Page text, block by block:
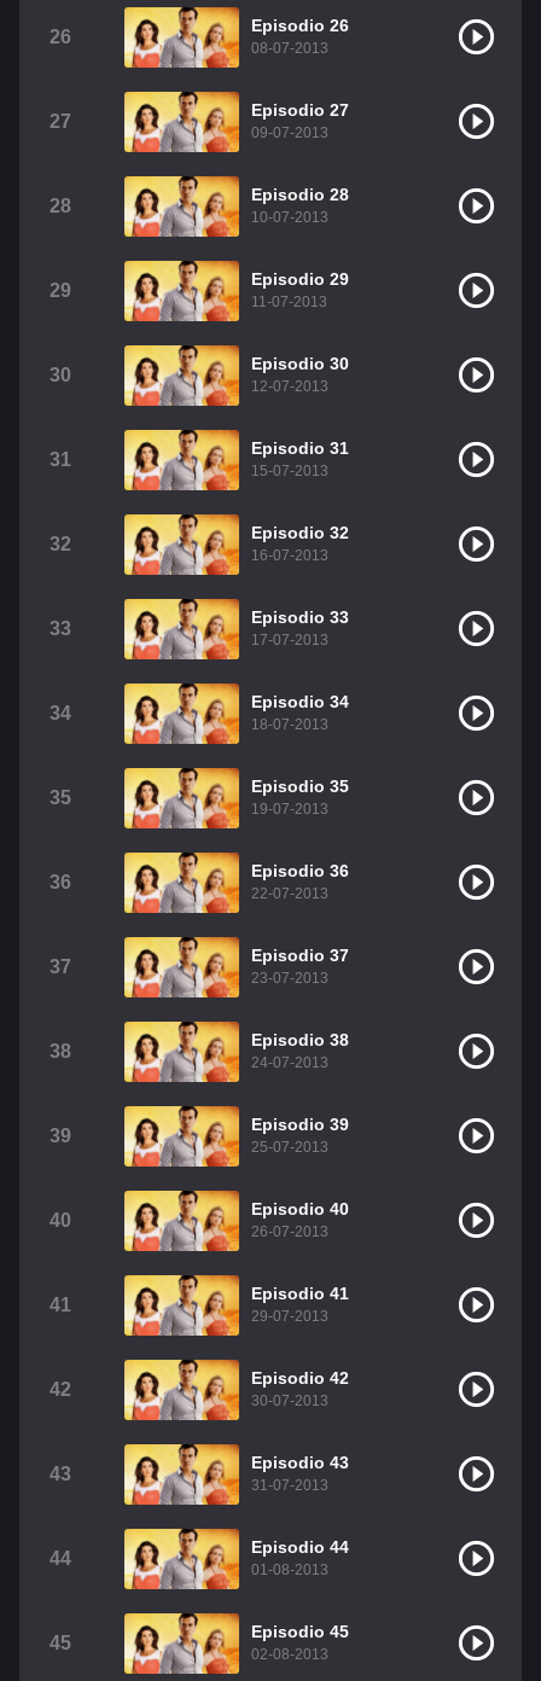
26
Episodio 26
08-07-2013
27
Episodio 27
09-07-2013
28
Episodio 28
10-07-2013
29
Episodio 29
11-07-2013
30
Episodio 30
12-07-2013
31
Episodio 31
15-07-2013
32
Episodio 32
16-07-2013
33
Episodio 33
17-07-2013
34
Episodio 34
18-07-2013
35
Episodio 35
19-07-2013
36
Episodio 36
22-07-2013
37
Episodio 37
23-07-2013
38
Episodio 38
24-07-2013
39
Episodio 39
25-07-2013
40
Episodio 40
26-07-2013
41
Episodio 41
29-07-2013
42
Episodio 42
30-07-2013
43
Episodio 43
31-07-2013
44
Episodio 44
01-08-2013
45
Episodio 45
02-08-2013